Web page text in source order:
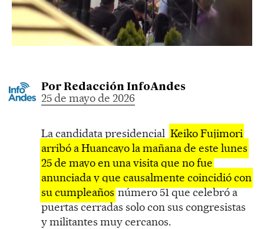
Por Redacción InfoAndes
25 de mayo de 2026
La candidata presidencial Keiko Fujimori
arribó a Huancayo la mañana de este lunes
25 de mayo en una visita que no fue
anunciada y que causalmente coincidió con
su cumpleañosnúmero 51 que celebró a
puertas cerradas solo con sus congresistas
y militantes muy cercanos.